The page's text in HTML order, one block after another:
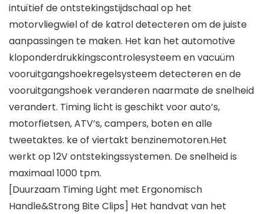
intuïtief de ontstekingstijdschaal op het
motorvliegwiel of de katrol detecteren om de juiste
aanpassingen te maken. Het kan het automotive
kloponderdrukkingscontrolesysteem en vacuüm
vooruitgangshoekregelsysteem detecteren en de
vooruitgangshoek veranderen naarmate de snelheid
verandert. Timing licht is geschikt voor auto’s,
motorfietsen, ATV’s, campers, boten en alle
tweetaktes. ke of viertakt benzinemotoren.Het
werkt op 12V ontstekingssystemen. De snelheid is
maximaal 1000 tpm.
[Duurzaam Timing Light met Ergonomisch
Handle&Strong Bite Clips] Het handvat van het